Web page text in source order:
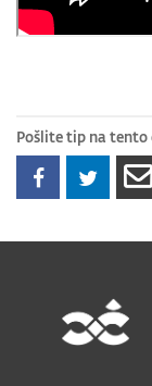
Pošlite tip na